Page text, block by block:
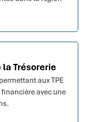
Trésorerie
aux TPE
avec une